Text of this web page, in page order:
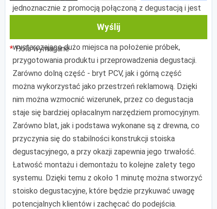
Wyślij
Pola wymagane
jednoznacznie z promocją połączoną z degustacją i jest
najczęściej spotykanym standardem stoisk
degustacyjnych. Blat jest w kształcie nerki i zapewnia
wystarczająco dużo miejsca na położenie próbek,
przygotowania produktu i przeprowadzenia degustacji.
Zarówno dolną część - bryt PCV, jak i górną część
można wykorzystać jako przestrzeń reklamową. Dzięki
nim można wzmocnić wizerunek, przez co degustacja
staje się bardziej opłacalnym narzędziem promocyjnym.
Zarówno blat, jak i podstawa wykonane są z drewna, co
przyczynia się do stabilności konstrukcji stoiska
degustacyjnego, a przy okazji zapewnia jego trwałość.
Łatwość montażu i demontażu to kolejne zalety tego
systemu. Dzięki temu z około 1 minutę można stworzyć
stoisko degustacyjne, które będzie przykuwać uwagę
potencjalnych klientów i zachęcać do podejścia.